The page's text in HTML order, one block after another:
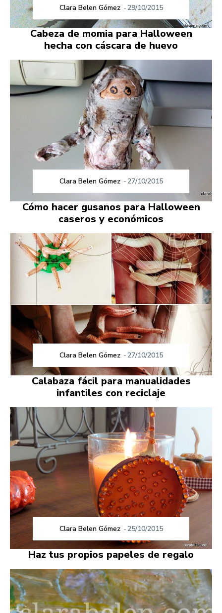
Clara Belen Gómez - 29/10/2015
Cabeza de momia para Halloween
hecha con cáscara de huevo
Clara Belen Gómez - 27/10/2015
Cómo hacer gusanos para Halloween
caseros y económicos
Clara Belen Gómez - 27/10/2015
Calabaza fácil para manualidades
infantiles con reciclaje
Clara Belen Gómez - 25/10/2015
Haz tus propios papeles de regalo